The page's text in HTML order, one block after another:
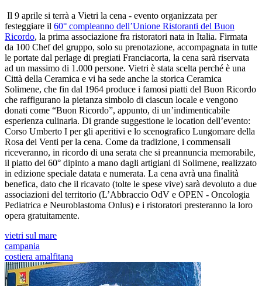
Il 9 aprile si terrà a Vietri la cena - evento organizzata per
festeggiare il 60° compleanno dell’Unione Ristoranti del Buon
Ricordo, la prima associazione fra ristoratori nata in Italia. Firmata
da 100 Chef del gruppo, solo su prenotazione, accompagnata in tutte
le portate dal perlage di pregiati Franciacorta, la cena sarà riservata
ad un massimo di 1.000 persone. Vietri è stata scelta perché è una
Città della Ceramica e vi ha sede anche la storica Ceramica
Solimene, che fin dal 1964 produce i famosi piatti del Buon Ricordo
che raffigurano la pietanza simbolo di ciascun locale e vengono
donati come “Buon Ricordo”, appunto, di un’indimenticabile
esperienza culinaria. Di grande suggestione le location dell’evento:
Corso Umberto I per gli aperitivi e lo scenografico Lungomare della
Rosa dei Venti per la cena. Come da tradizione, i commensali
riceveranno, in ricordo di una serata che si preannuncia memorabile,
il piatto del 60° dipinto a mano dagli artigiani di Solimene, realizzato
in edizione speciale datata e numerata. La cena avrà una finalità
benefica, dato che il ricavato (tolte le spese vive) sarà devoluto a due
associazioni del territorio (L’Abbraccio OdV e OPEN - Oncologia
Pediatrica e Neuroblastoma Onlus) e i ristoratori presteranno la loro
opera gratuitamente.
vietri sul mare
campania
costiera amalfitana